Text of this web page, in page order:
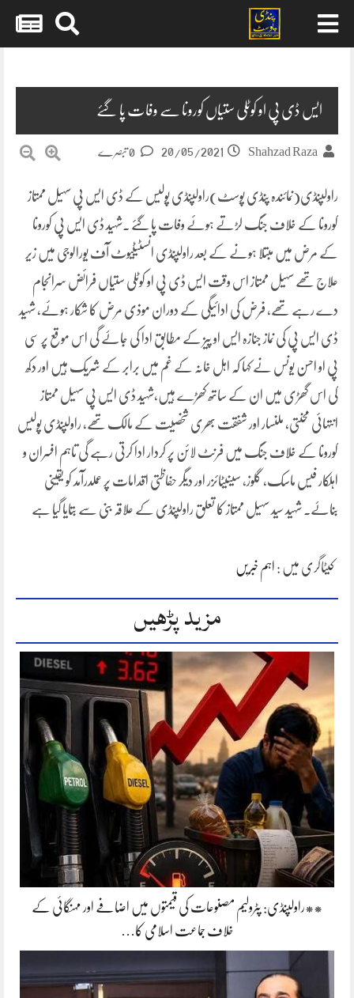
ایس ڈی پی او کوٹلی ستیاں کورونا سے وفات پا گئے
Shahzad Raza
20/05/2021
راولپنڈی(نمائندہ پنڈی پوسٹ)راولپنڈی پولیس کے ڈی ایس پی سہیل ممتاز
کورونا کے خلاف جنگ لڑتے ہوئے وفات پا گئے ۔شہید ڈی ایس پی کورونا
کے مرض میں مبتلا ہونے کے بعد راولپنڈی انسٹیٹیوٹ آف یورالوجی میں زیر
علاج تھے سہیل ممتاز اس وقت ایس ڈی پی او کوٹلی ستیاں فرائض سرانجام
دے رہے تھے، فرض کی ادائیگی کے دوران موذی مرض کا شکار ہوئے، شہید
ڈی ایس پی کی نماز جنازہ ایس او پیز کے مطابق ادا کی جاۓ گی اس موقع پر سی
پی او احسن یونس نے کہا کہ اہل خانہ کے غم میں برابر کے شریک ہیں اور دکھ
کی اس گھڑی میں ان کے ساتھ کھڑے ہیں،شہید ڈی ایس پی سہیل ممتاز
انتہائی محنتی، ملنسار اور شفقت بھری شخصیت کے مالک تھے، راولپنڈی پولیس
کورونا کے خلاف جنگ میں فرنٹ لائن پر کردار ادا کرتی رہے گی تاہم افسران و
اہلکار فیس ماسک، گلوز، سینیٹائزر اور دیگر حفاظتی اقدامات پر عملدرآمد کو یقینی
بناۓ۔ شہید سید سہیل ممتاز کا تعلق راولپنڈی کے علاقہ بنی سے بتایا گیا ہے
کیٹاگری میں : اہم خبریں
مزید پڑھیں
**راولپنڈی: پٹرولیم مصنوعات کی قیمتوں میں اضافے اور مہنگائی کے
خلاف جماعت اسلامی کا…